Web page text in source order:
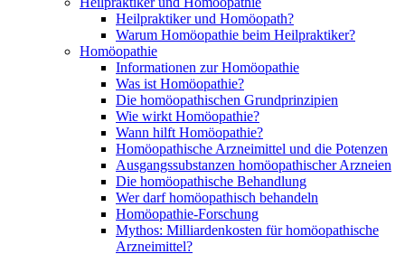
Heilpraktiker und Homöopath?
Warum Homöopathie beim Heilpraktiker?
Homöopathie
Informationen zur Homöopathie
Was ist Homöopathie?
Die homöopathischen Grundprinzipien
Wie wirkt Homöopathie?
Wann hilft Homöopathie?
Homöopathische Arzneimittel und die Potenzen
Ausgangssubstanzen homöopathischer Arzneien
Die homöopathische Behandlung
Wer darf homöopathisch behandeln
Homöopathie-Forschung
Mythos: Milliardenkosten für homöopathische
Arzneimittel?